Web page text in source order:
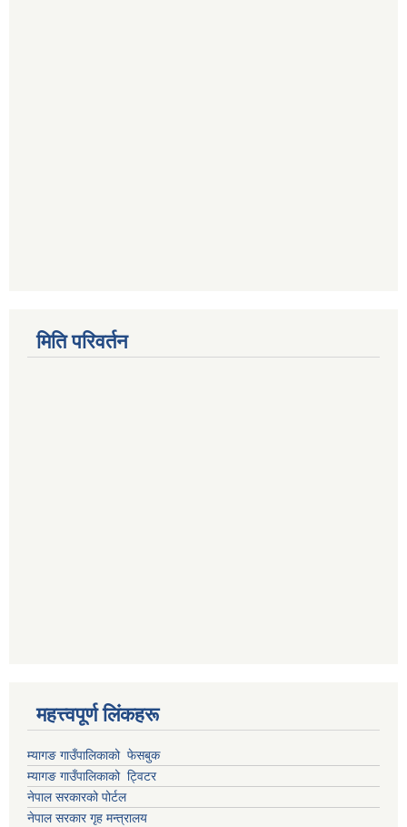
मिति परिवर्तन
महत्त्वपूर्ण लिंकहरू
म्यागङ गाउँपालिकाको फेसबुक
म्यागङ गाउँपालिकाको ट्विटर
नेपाल सरकारको पोर्टल
नेपाल सरकार गृह मन्त्रालय